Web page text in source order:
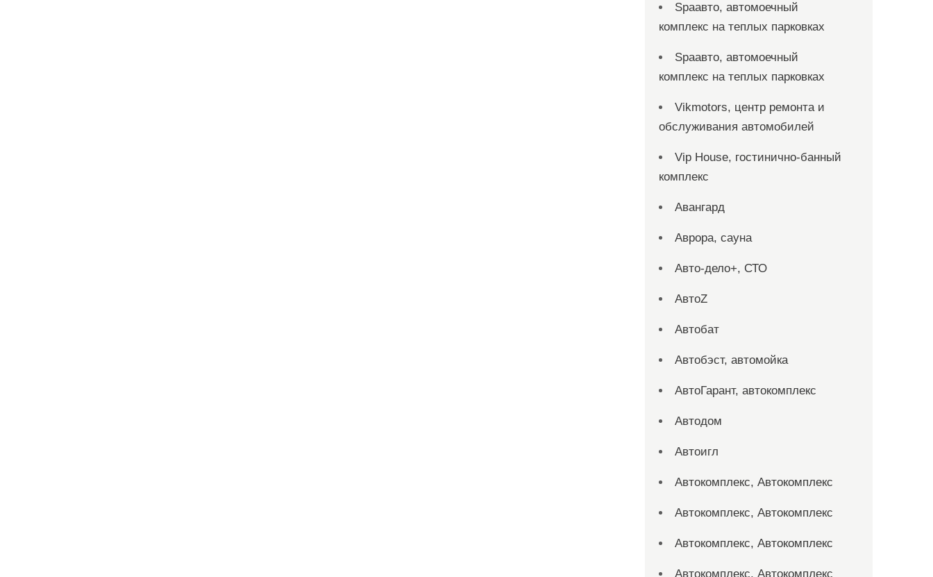
Spaавто, автомоечный
комплекс на теплых парковках
Spaавто, автомоечный
комплекс на теплых парковках
Vikmotors, центр ремонта и
обслуживания автомобилей
Vip House, гостинично-банный
комплекс
Авангард
Аврора, сауна
Авто-дело+, СТО
АвтоZ
Автобат
Автобэст, автомойка
АвтоГарант, автокомплекс
Автодом
Автоигл
Автокомплекс, Автокомплекс
Автокомплекс, Автокомплекс
Автокомплекс, Автокомплекс
Автокомплекс, Автокомплекс